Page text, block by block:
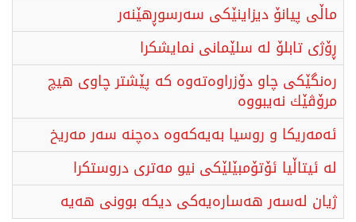
ماڵی پیانۆ دیزاینێكی سەرسوڕهێنەر
ڕۆژی تابلۆ لە سلێمانی نمایشكرا
رەنگێكی چاو دۆزراوەتەوە كە پێشتر چاوی هیچ
مرۆڤێك نەیبووە
ئەمەریكا و روسیا بەیەكەوە دەچنە سەر مەریخ
لە ئیتاڵیا ئۆتۆمبێلێكی نیو مەتری دروستكرا
ژیان لەسەر هەسارەیەكی دیكە بوونی هەیە